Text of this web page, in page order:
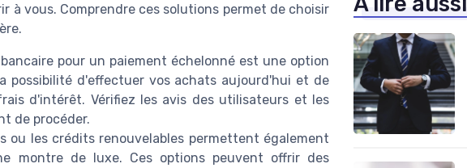
à vous. Comprendre ces solutions permet de choisir
pour un paiement échelonné est une option
possibilité d'effectuer vos achats aujourd'hui et de
d'intérêt. Vérifiez les avis des utilisateurs et les
de procéder.
ou les crédits renouvelables permettent également
montre de luxe. Ces options peuvent offrir des